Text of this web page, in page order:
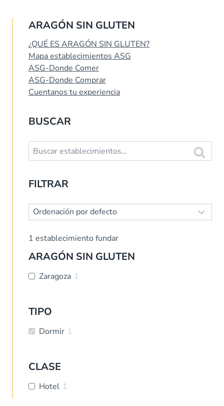
ARAGÓN SIN GLUTEN
¿QUÉ ES ARAGÓN SIN GLUTEN?
Mapa establecimientos ASG
ASG-Donde Comer
ASG-Donde Comprar
Cuentanos tu experiencia
BUSCAR
Buscar:
Buscar
FILTRAR
1 establecimiento fundar
ARAGÓN SIN GLUTEN
Zaragoza 1
TIPO
Dormir 1
CLASE
Hotel 1